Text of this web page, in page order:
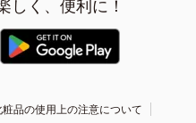
しく、便利に！
粧品の使用上の注意について